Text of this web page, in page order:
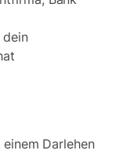
dein
Darlehen